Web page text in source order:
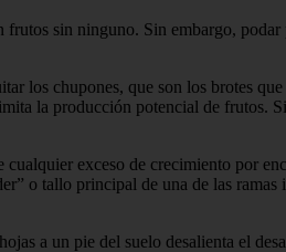
frutos sin ninguno. Sin embargo,
los chupones, que son los brotes
la producción potencial de frutos.
cualquier exceso de crecimiento por
o tallo principal de una de las ramas
a un pie del suelo desalienta el